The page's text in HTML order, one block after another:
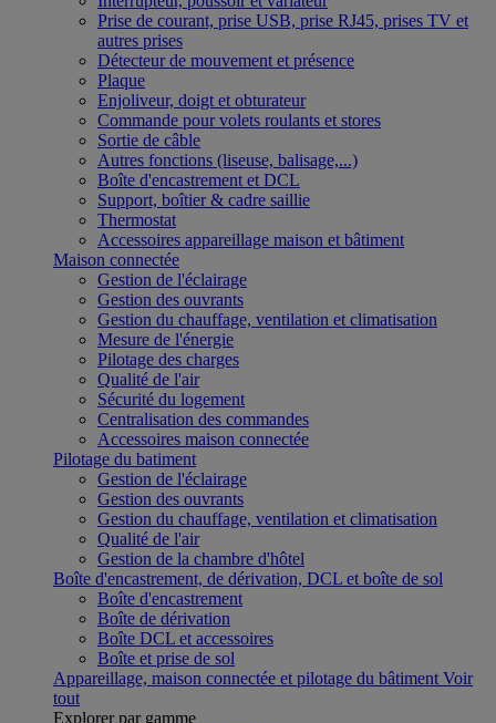
Prise de courant, prise USB, prise RJ45, prises TV et
autres prises
Détecteur de mouvement et présence
Plaque
Enjoliveur, doigt et obturateur
Commande pour volets roulants et stores
Sortie de câble
Autres fonctions (liseuse, balisage,...)
Boîte d'encastrement et DCL
Support, boîtier & cadre saillie
Thermostat
Accessoires appareillage maison et bâtiment
Maison connectée
Gestion de l'éclairage
Gestion des ouvrants
Gestion du chauffage, ventilation et climatisation
Mesure de l'énergie
Pilotage des charges
Qualité de l'air
Sécurité du logement
Centralisation des commandes
Accessoires maison connectée
Pilotage du batiment
Gestion de l'éclairage
Gestion des ouvrants
Gestion du chauffage, ventilation et climatisation
Qualité de l'air
Gestion de la chambre d'hôtel
Boîte d'encastrement, de dérivation, DCL et boîte de sol
Boîte d'encastrement
Boîte de dérivation
Boîte DCL et accessoires
Boîte et prise de sol
Appareillage, maison connectée et pilotage du bâtiment Voir
tout
Explorer par gamme